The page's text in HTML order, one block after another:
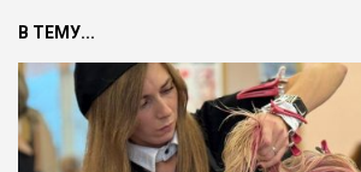
В ТЕМУ...